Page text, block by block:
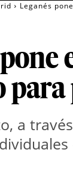
Leganés
a